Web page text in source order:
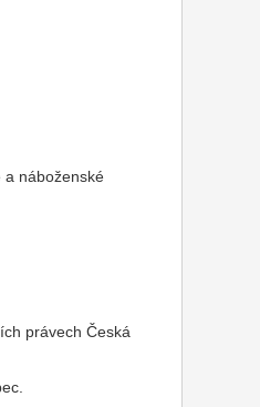
a náboženské
právech Česká